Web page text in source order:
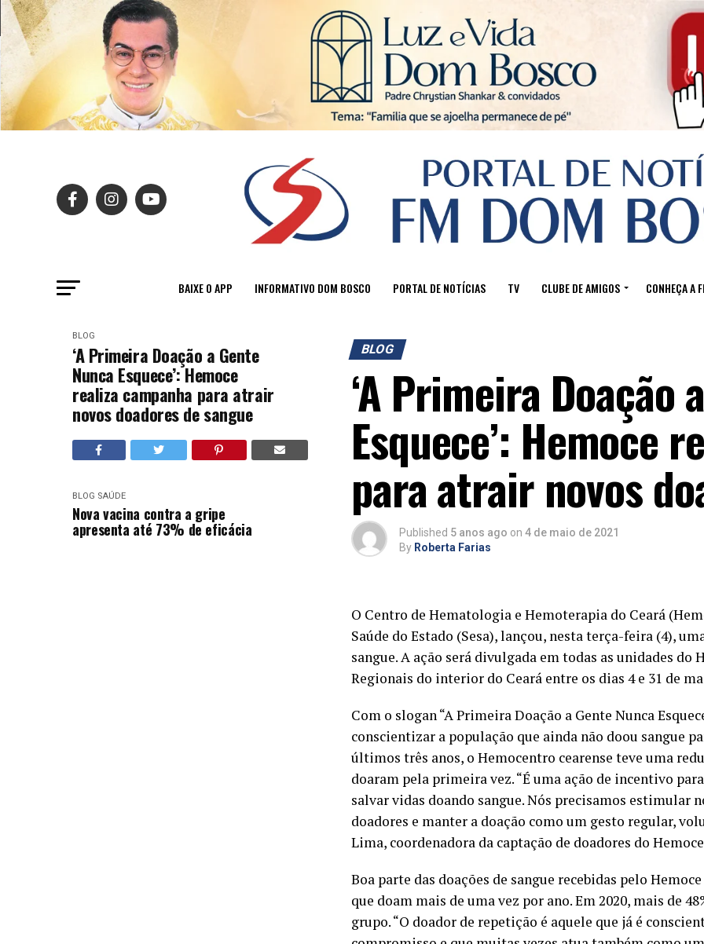
BAIXE O APP INFORMATIVO DOM BOSCO PORTAL DE NOTÍCIAS TV CLUBE DE AMIGOS CONHEÇA A
BLOG
‘A Primeira Doação a Gente
Nunca Esquece’: Hemoce
realiza campanha para atrair
novos doadores de sangue
BLOG SAÚDE
Nova vacina contra a gripe
apresenta até 73% de eficácia
BLOG
‘A Primeira Doação
Esquece’: Hemoce
para atrair novos
Published 5 anos ago on 4 de maio de 2021
By Roberta Farias
O Centro de Hematologia e Hemoterapia do Ceará
Saúde do Estado (Sesa), lançou, nesta terça-feira (4),
sangue. A ação será divulgada em todas as unidades do
Regionais do interior do Ceará entre os dias 4 e 31 de
Com o slogan “A Primeira Doação a Gente Nunca
conscientizar a população que ainda não doou sangue
últimos três anos, o Hemocentro cearense teve uma
doaram pela primeira vez. “É uma ação de incentivo
salvar vidas doando sangue. Nós precisamos estimular
doadores e manter a doação como um gesto regular,
Lima, coordenadora da captação de doadores do
Boa parte das doações de sangue recebidas pelo
que doam mais de uma vez por ano. Em 2020, mais de
grupo. “O doador de repetição é aquele que já é
Sair da versão mobile